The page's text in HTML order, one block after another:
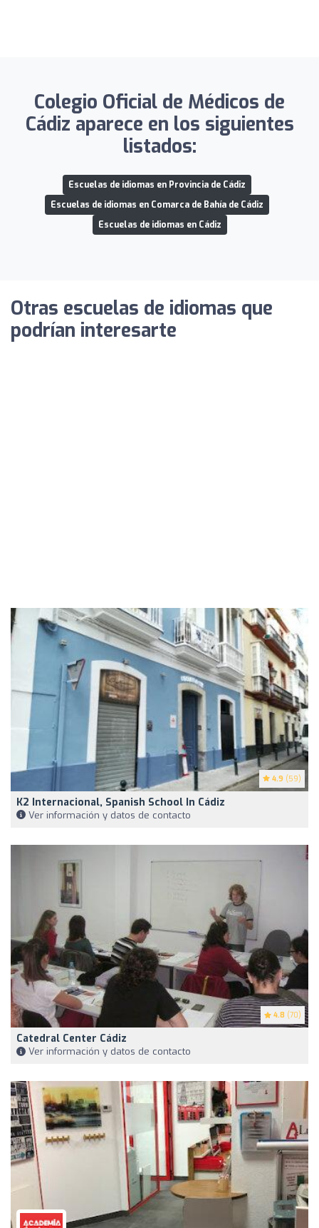
Colegio Oficial de Médicos de
Cádiz aparece en los siguientes
listados:
Escuelas de idiomas en Provincia de Cádiz
Escuelas de idiomas en Comarca de Bahía de Cádiz
Escuelas de idiomas en Cádiz
Otras escuelas de idiomas que
podrían interesarte
4.9 (59)
K2 Internacional, Spanish School In Cádiz
Ver información y datos de contacto
4.8 (70)
Catedral Center Cádiz
Ver información y datos de contacto